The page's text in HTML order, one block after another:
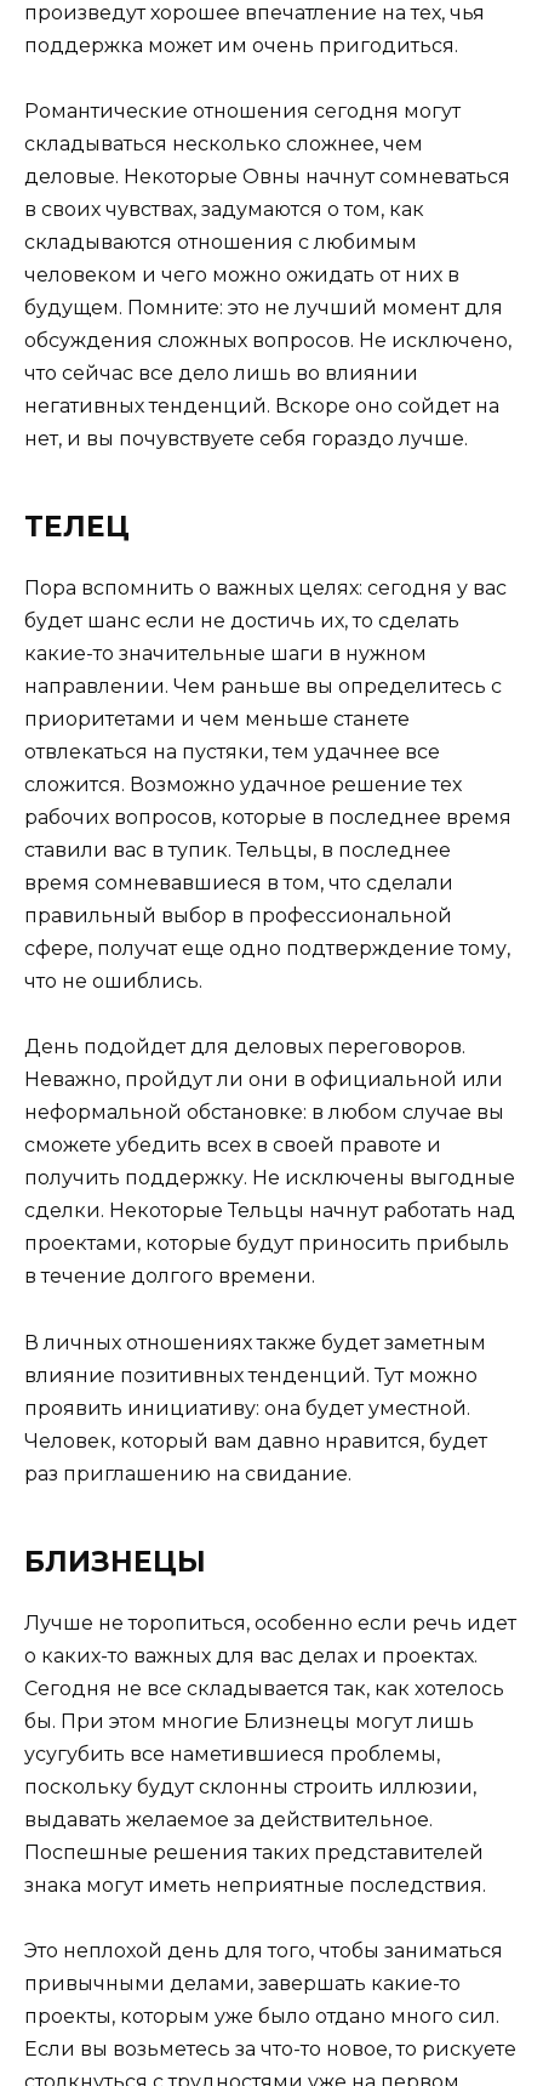
произведут хорошее впечатление на тех, чья
поддержка может им очень пригодиться.
Романтические отношения сегодня могут
складываться несколько сложнее, чем
деловые. Некоторые Овны начнут сомневаться
в своих чувствах, задумаются о том, как
складываются отношения с любимым
человеком и чего можно ожидать от них в
будущем. Помните: это не лучший момент для
обсуждения сложных вопросов. Не исключено,
что сейчас все дело лишь во влиянии
негативных тенденций. Вскоре оно сойдет на
нет, и вы почувствуете себя гораздо лучше.
ТЕЛЕЦ
Пора вспомнить о важных целях: сегодня у вас
будет шанс если не достичь их, то сделать
какие-то значительные шаги в нужном
направлении. Чем раньше вы определитесь с
приоритетами и чем меньше станете
отвлекаться на пустяки, тем удачнее все
сложится. Возможно удачное решение тех
рабочих вопросов, которые в последнее время
ставили вас в тупик. Тельцы, в последнее
время сомневавшиеся в том, что сделали
правильный выбор в профессиональной
сфере, получат еще одно подтверждение тому,
что не ошиблись.
День подойдет для деловых переговоров.
Неважно, пройдут ли они в официальной или
неформальной обстановке: в любом случае вы
сможете убедить всех в своей правоте и
получить поддержку. Не исключены выгодные
сделки. Некоторые Тельцы начнут работать над
проектами, которые будут приносить прибыль
в течение долгого времени.
В личных отношениях также будет заметным
влияние позитивных тенденций. Тут можно
проявить инициативу: она будет уместной.
Человек, который вам давно нравится, будет
раз приглашению на свидание.
БЛИЗНЕЦЫ
Лучше не торопиться, особенно если речь идет
о каких-то важных для вас делах и проектах.
Сегодня не все складывается так, как хотелось
бы. При этом многие Близнецы могут лишь
усугубить все наметившиеся проблемы,
поскольку будут склонны строить иллюзии,
выдавать желаемое за действительное.
Поспешные решения таких представителей
знака могут иметь неприятные последствия.
Это неплохой день для того, чтобы заниматься
привычными делами, завершать какие-то
проекты, которым уже было отдано много сил.
Если вы возьметесь за что-то новое, то рискуете